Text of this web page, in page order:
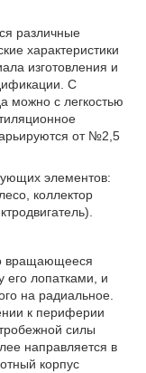
различные
характеристики
изготовления и
С
можно с легкостью
от №2,5
элементов:
коллектор
вращающееся
его лопатками, и
на радиальное.
к периферии
силы
направляется в
корпус